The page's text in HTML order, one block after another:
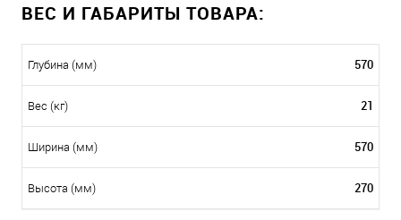
ВЕС И ГАБАРИТЫ ТОВАРА:
Глубина (мм) 570
Вес (кг) 21
Ширина (мм) 570
Высота (мм) 270